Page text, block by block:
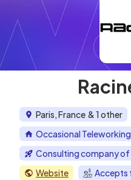
Paris, France & 1 other
Occasional Teleworking
Consulting company of
Website
Accepts